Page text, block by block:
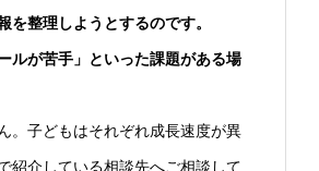
整理しようとするのです。
ルが苦手」といった課題がある場
。子どもはそれぞれ成長速度が異
紹介している相談先へご相談して